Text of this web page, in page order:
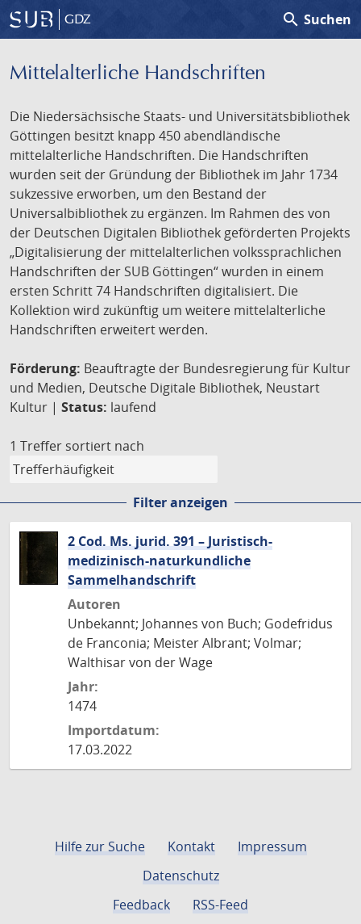
GDZ search Suchen
Mittelalterliche Handschriften
Die Niedersächsische Staats- und Universitätsbibliothek
Göttingen besitzt knapp 450 abendländische
mittelalterliche Handschriften. Die Handschriften
wurden seit der Gründung der Bibliothek im Jahr 1734
sukzessive erworben, um den Bestand der
Universalbibliothek zu ergänzen. Im Rahmen des von
der Deutschen Digitalen Bibliothek geförderten Projekts
„Digitalisierung der mittelalterlichen volkssprachlichen
Handschriften der SUB Göttingen“ wurden in einem
ersten Schritt 74 Handschriften digitalisiert. Die
Kollektion wird zukünftig um weitere mittelalterliche
Handschriften erweitert werden.
Förderung: Beauftragte der Bundesregierung für Kultur
und Medien, Deutsche Digitale Bibliothek, Neustart
Kultur | Status: laufend
1 Treffer sortiert nach
Filter anzeigen
2 Cod. Ms. jurid. 391 – Juristisch-
medizinisch-naturkundliche
Sammelhandschrift
Autoren
Unbekannt; Johannes von Buch; Godefridus
de Franconia; Meister Albrant; Volmar;
Walthisar von der Wage
Jahr:
1474
Importdatum:
17.03.2022
Hilfe zur Suche Kontakt
Impressum
Datenschutz
Feedback
RSS-Feed